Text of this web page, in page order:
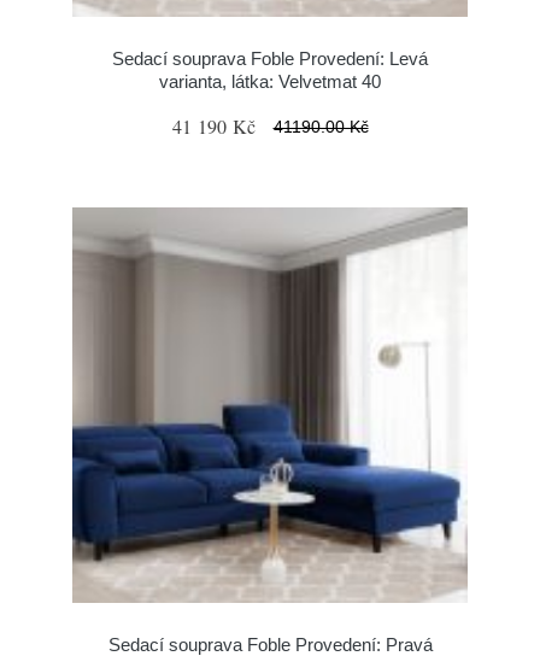
Sedací souprava Foble Provedení: Levá
varianta, látka: Velvetmat 40
41 190 Kč 41190.00 Kč
Sedací souprava Foble Provedení: Pravá